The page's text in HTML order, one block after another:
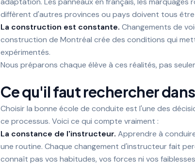
diffèrent d'autres provinces ou pays doivent tous
La construction est constante. Changements de
construction de Montréal crée des conditions qui
expérimentés.
Nous préparons chaque élève à ces réalités, pas
Ce qu'il faut rechercher
Choisir la bonne école de conduite est l'une des
ce processus. Voici ce qui compte vraiment :
La constance de l'instructeur. Apprendre à
une routine. Chaque changement d'instructeur fait
connaît pas vos habitudes, vos forces ni vos